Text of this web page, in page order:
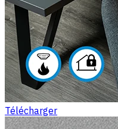
Télécharger